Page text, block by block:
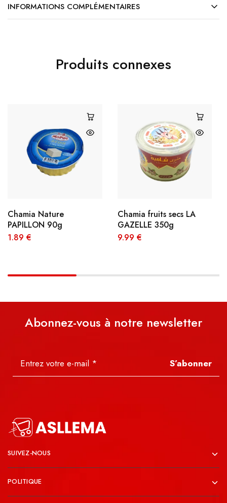
INFORMATIONS COMPLÉMENTAIRES
Produits connexes
Chamia Nature
PAPILLON 90g
1.89 €
Chamia fruits secs LA
GAZELLE 350g
9.99 €
Abonnez-vous à notre newsletter
S’abonner
SUIVEZ-NOUS
POLITIQUE